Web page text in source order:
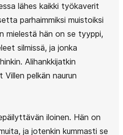
lähes kaikki työkaverit
parhaimmiksi muistoiksi
mielestä hän on se tyyppi,
silmissä, ja jonka
Alihankkijatkin
pelkän naurun
iloinen. Hän on
ja jotenkin kummasti se